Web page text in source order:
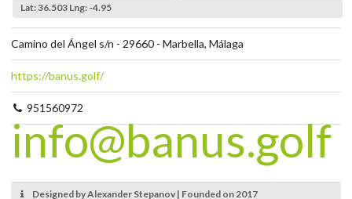
Lat: 36.503 Lng: -4.95
Camino del Ángel s/n - 29660 - Marbella, Málaga
https://banus.golf/
951560972
info@banus.golf
Designed by Alexander Stepanov | Founded on 2017